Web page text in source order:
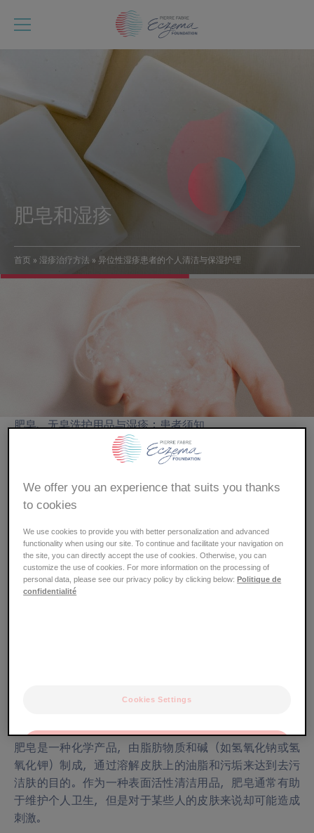
内
肥皂和湿疹
面
首页 湿疹治疗方法 异位性湿疹患者的个人清洁与保湿护理
肥皂、无皂洗护用品与湿疹：患者须知
皮肤科医生一再强调，异位性湿疹患者需要慎重选择个人
免感染的关键。然而，使用不适合的洗护产品可能会加剧
哪些产品来清洁敏感或受到刺激的皮肤？以下是皮埃尔·法
布尔湿疹基金会专家的建议：
肥皂与湿疹是否“合拍”？
肥皂是什么？与其他洗护产品有什么不同？
肥皂是一种化学产品，由脂肪物质和碱（如氢氧化钠或氢
氧化钾）制成，通过溶解皮肤上的油脂和污垢来达到去污
洁肤的目的。作为一种表面活性清洁用品，肥皂通常有助
于维护个人卫生，但是对于某些人的皮肤来说却可能造成
刺激。
We offer you an experience that suits you thanks
to cookies
We use cookies to provide you with better personalization and advanced
functionality when using our site. To continue and facilitate your navigation on
the site, you can directly accept the use of cookies. Otherwise, you can
customize the use of cookies. For more information on the processing of
personal data, please see our privacy policy by clicking below:Politique de
confidentialité
Cookies Settings
OK